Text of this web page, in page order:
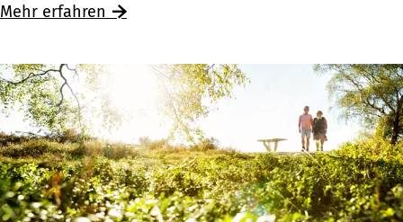
d
n
h
i
s
t
o
e
w
e
g
s
z
u
n
u
f
d
e
m
L
Mehr erfahren